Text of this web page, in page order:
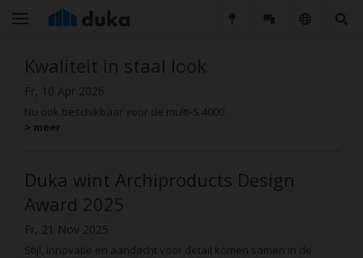
Kwaliteit in staal look
Fr, 10 Apr 2026
Nu ook beschikbaar voor de multi-S 4000
> meer
Duka wint Archiproducts Design
Award 2025
Fr, 21 Nov 2025
Stijl, innovatie en aandacht voor detail komen samen in de